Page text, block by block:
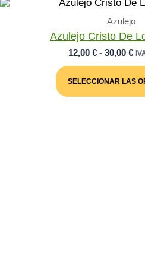
Azulejo
Azulejo Cristo De
12,00 € - 30,00 €
SELECCIONAR LAS